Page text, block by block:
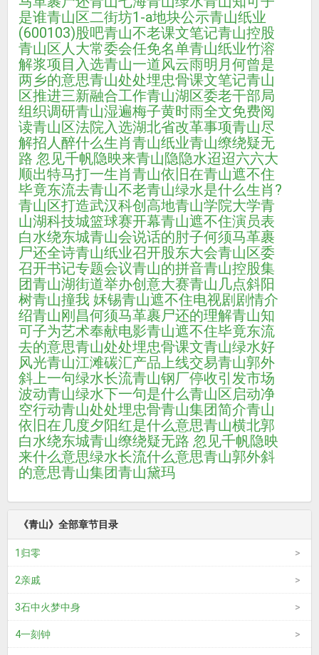
是谁青山区二街坊1-a地块公示青山纸业
(600103)股吧青山不老课文笔记青山控股
青山区人大常委会任免名单青山纸业竹溶
解浆项目入选青山一道风云雨明月何曾是
两乡的意思青山处处埋忠骨课文笔记青山
区推进三新融合工作青山湖区委老干部局
组织调研青山湿遍梅子黄时雨全文免费阅
读青山区法院入选湖北省改革事项青山尽
解招人醉什么生肖青山纸业青山缭绕疑无
路 忽见千帆隐映来青山隐隐水迢迢六六大
顺出特马打一生肖青山依旧在青山遮不住
毕竟东流去青山不老青山绿水是什么生肖?
青山区打造武汉科创高地青山学院大学青
山湖科技城篮球赛开幕青山遮不住演员表
白水绕东城青山会说话的肘子何须马革裹
尸还全诗青山纸业召开股东大会青山区委
召开书记专题会议青山的拼音青山控股集
团青山湖街道举办创意大赛青山几点斜阳
树青山撞我 姀锡青山遮不住电视剧剧情介
绍青山刚昌何须马革裹尸还的理解青山知
可子为艺术奉献电影青山遮不住毕竟东流
去的意思青山处处埋忠骨课文青山绿水好
风光青山江滩碳汇产品上线交易青山郭外
斜上一句绿水长流青山钢厂停收引发市场
波动青山绿水下一句是什么青山区启动净
空行动青山处处埋忠骨青山集团简介青山
依旧在几度夕阳红是什么意思青山横北郭
白水绕东城青山缭绕疑无路 忽见千帆隐映
来什么意思绿水长流什么意思青山郭外斜
的意思青山集团青山黛玛
《青山》全部章节目录
1归零
2亲戚
3石中火梦中身
4一刻钟